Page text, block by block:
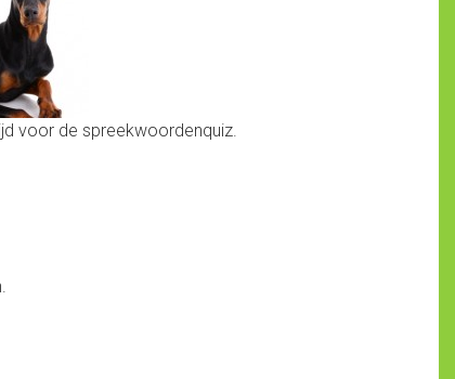
voor de spreekwoordenquiz.